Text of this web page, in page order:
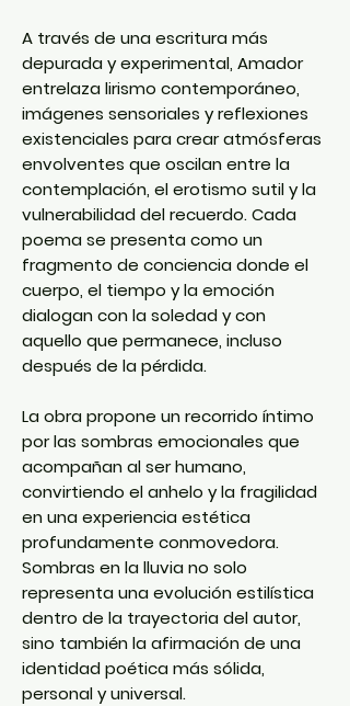
A través de una escritura más
depurada y experimental, Amador
entrelaza lirismo contemporáneo,
imágenes sensoriales y reflexiones
existenciales para crear atmósferas
envolventes que oscilan entre la
contemplación, el erotismo sutil y la
vulnerabilidad del recuerdo. Cada
poema se presenta como un
fragmento de conciencia donde el
cuerpo, el tiempo y la emoción
dialogan con la soledad y con
aquello que permanece, incluso
después de la pérdida.
La obra propone un recorrido íntimo
por las sombras emocionales que
acompañan al ser humano,
convirtiendo el anhelo y la fragilidad
en una experiencia estética
profundamente conmovedora.
Sombras en la lluvia no solo
representa una evolución estilística
dentro de la trayectoria del autor,
sino también la afirmación de una
identidad poética más sólida,
personal y universal.